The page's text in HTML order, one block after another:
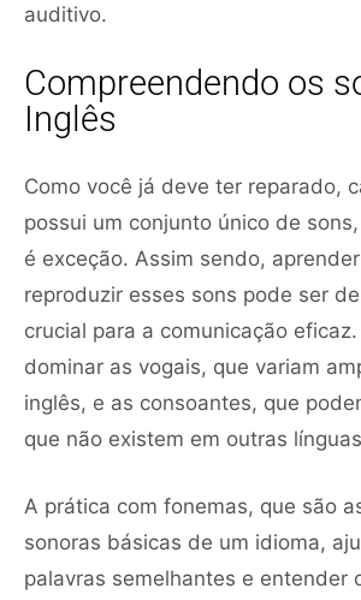
auditivo.
Compreendendo os
Inglês
Como você já deve ter reparado,
possui um conjunto único de
é exceção. Assim sendo,
reproduzir esses sons pode ser
crucial para a comunicação
dominar as vogais, que variam
inglês, e as consoantes, que
que não existem em outras
A prática com fonemas, que são
sonoras básicas de um idioma,
palavras semelhantes e entender